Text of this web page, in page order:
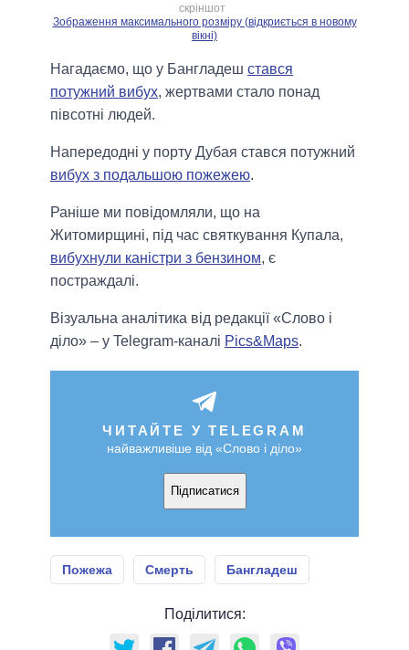
скріншот
Зображення максимального розміру (відкриється в новому
вікні)
Нагадаємо, що у Бангладеш стався
потужний вибух, жертвами стало понад
півсотні людей.
Напередодні у порту Дубая стався потужний
вибух з подальшою пожежею.
Раніше ми повідомляли, що на
Житомирщині, під час святкування Купала,
вибухнули каністри з бензином, є
постраждалі.
Візуальна аналітика від редакції «Слово і
діло» – у Telegram-каналі Pics&Maps.
ЧИТАЙТЕ У TELEGRAM
найважливіше від «Слово і діло»
Підписатися
Пожежа Смерть Бангладеш
Поділитися: